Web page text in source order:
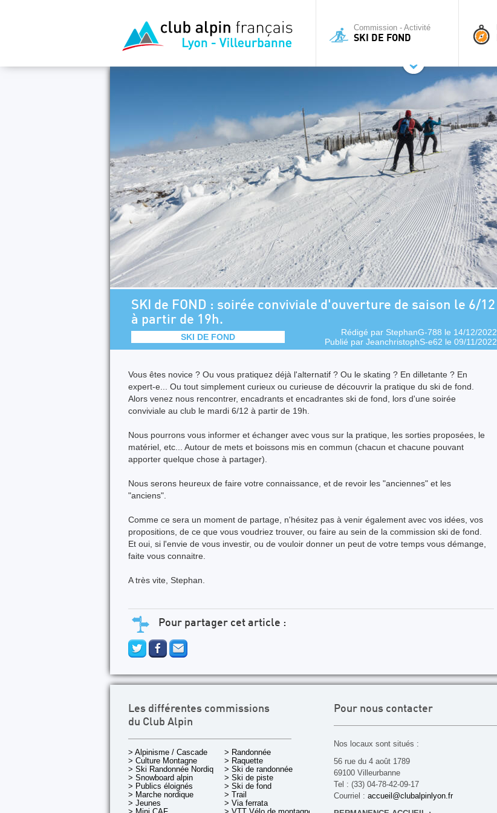
Commission - Activité
SKI DE FOND
SKI de FOND : soirée conviviale d'ouverture de saison le 6/12
à partir de 19h.
SKI DE FOND Rédigé par StephanG-788 le 14/12/2022
Publié par JeanchristophS-e62 le 09/11/2022
Vous êtes novice ? Ou vous pratiquez déjà l'alternatif ? Ou le skating ? En dilletante ? En
expert-e... Ou tout simplement curieux ou curieuse de découvrir la pratique du ski de fond.
Alors venez nous rencontrer, encadrants et encadrantes ski de fond, lors d'une soirée
conviviale au club le mardi 6/12 à partir de 19h.
Nous pourrons vous informer et échanger avec vous sur la pratique, les sorties proposées, le
matériel, etc... Autour de mets et boissons mis en commun (chacun et chacune pouvant
apporter quelque chose à partager).
Nous serons heureux de faire votre connaissance, et de revoir les "anciennes" et les
"anciens".
Comme ce sera un moment de partage, n'hésitez pas à venir également avec vos idées, vos
propositions, de ce que vous voudriez trouver, ou faire au sein de la commission ski de fond.
Et oui, si l'envie de vous investir, ou de vouloir donner un peut de votre temps vous démange,
faite vous connaitre.
A très vite, Stephan.
Pour partager cet article :
Les différentes commissions
du Club Alpin
> Alpinisme / Cascade
> Culture Montagne
> Ski Randonnée Nordique
> Snowboard alpin
> Publics éloignés
> Marche nordique
> Jeunes
> Randonnée
> Raquette
> Ski de randonnée
> Ski de piste
> Ski de fond
> Trail
> Via ferrata
Pour nous contacter
Nos locaux sont situés :
56 rue du 4 août 1789
69100 Villeurbanne
Tel : (33) 04-78-42-09-17
Courriel : accueil@clubalpinlyon.fr